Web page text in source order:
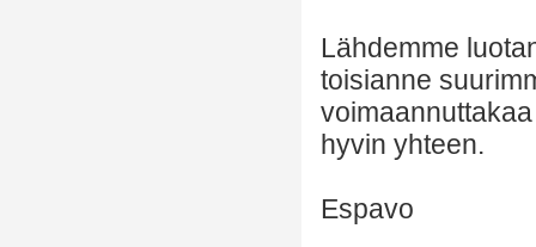
Lähdemme
toisianne
hyvin yhteen.
Espavo